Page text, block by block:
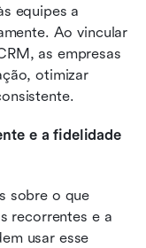
equipes a
Ao vincular
as empresas
otimizar
e a fidelidade
sobre o que
recorrentes e a
usar esse